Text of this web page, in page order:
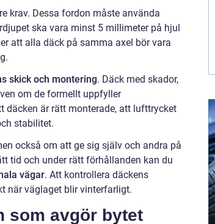
krav. Dessa fordon måste använda
ska vara minst 5 millimeter på hjul
att alla däck på samma axel bör vara
skick och montering. Däck med skador,
om de formellt uppfyller
däcken är rätt monterade, att lufttrycket
stabilitet.
också om att ge sig själv och andra på
tid och under rätt förhållanden kan du
vägar. Att kontrollera däckens
när väglaget blir vinterfarligt.
som avgör bytet